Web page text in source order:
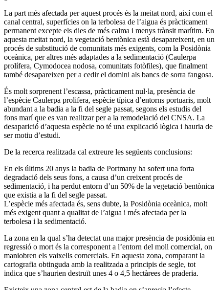
La part més afectada per aquest procés és la meitat nord, així com el
canal central, superfícies on la terbolesa de l’aigua és pràcticament
permanent excepte els dies de més calma i menys trànsit marítim. En
aquesta meitat nord, la vegetació bentònica està desapareixent, en un
procés de substitució de comunitats més exigents, com la Posidònia
oceànica, per altres més adaptades a la sedimentació (Caulerpa
prolífera, Cymodocea nodosa, comunitats fotòfiles), que finalment
també desapareixen per a cedir el domini als bancs de sorra fangosa.
És molt sorprenent l’escassa, pràcticament nul·la, presència de
l’espècie Caulerpa prolifera, espècie típica d’entorns portuaris, molt
abundant a la badia a la fi del segle passat, segons els estudis del
fons marí que es van realitzar per a la remodelació del CNSA. La
desaparició d’aquesta espècie no té una explicació lògica i hauria de
ser motiu d’estudi.
De la recerca realitzada cal extreure les següents conclusions:
En els últims 20 anys la badia de Portmany ha sofert una forta
degradació dels seus fons, a causa d’un creixent procés de
sedimentació, i ha perdut entorn d’un 50% de la vegetació bentònica
que existia a la fi del segle passat.
L’espècie més afectada és, sens dubte, la Posidònia oceànica, molt
més exigent quant a qualitat de l’aigua i més afectada per la
terbolesa i la sedimentació.
La zona en la qual s’ha detectat una major presència de posidònia en
regressió o mort és la corresponent a l’entorn del moll comercial, on
maniobren els vaixells comercials. En aquesta zona, comparant la
cartografia obtinguda amb la realitzada a principis de segle, tot
indica que s’haurien destruït unes 4 o 4,5 hectàrees de praderia.